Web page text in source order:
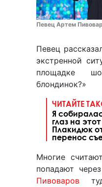
Певец Артем
Певец
экстренной
площадке
блондинок?»
ЧИТАЙТЕ
Я
глаз на
Плакидюк
перенос
Многие
попадают
Пивоваров